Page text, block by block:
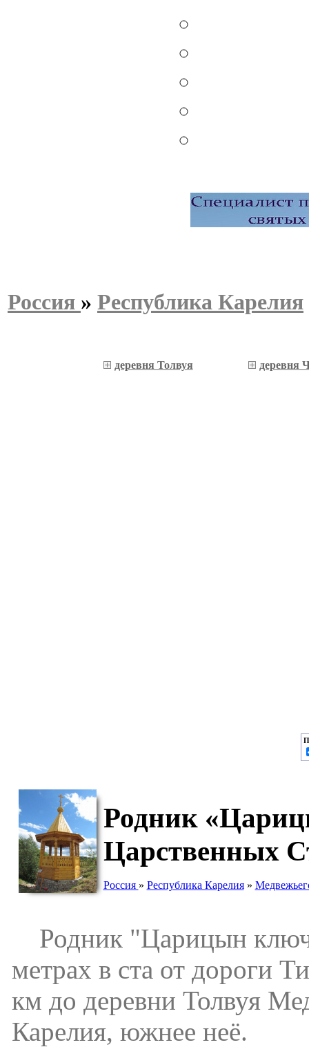
Россия » Республика Карелия
деревня Толвуя деревня
Родник
Царственных
Россия » Республика Карелия»
Родник "Царицын
метрах в ста от дороги
км до деревни Толвуя
Карелия, южнее неё.